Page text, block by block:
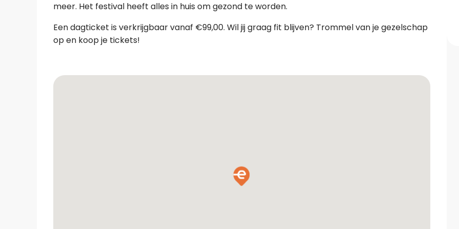
meer. Het festival heeft alles in huis om gezond te worden.
Een dagticket is verkrijgbaar vanaf €99,00. Wil jij graag fit blijven? Trommel van je gezelschap
op en koop je tickets!